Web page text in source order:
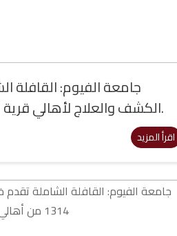
جامعة الفيوم: القافلة
الكشف والعلاج لأهالي قرية فانوس مركز طاميه.
اقرأ المزيد